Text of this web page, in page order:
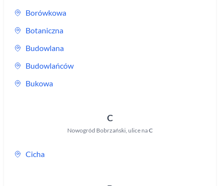
Borówkowa
Botaniczna
Budowlana
Budowlańców
Bukowa
C
Nowogród Bobrzański, ulice naC
Cicha